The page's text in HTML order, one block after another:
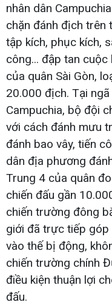
nhân dân
chặn đánh địch trên
tập kích, phục kích,
công... đập tan cuộc
của quân Sài Gòn,
20.000 địch. Tại
Campuchia, bộ đội
với cách đánh mưu
đánh bao vây, tiến
dân địa phương
Trung 4 của quân
chiến đấu gần
chiến trường đông
giới đã trực tiếp góp
vào thế bị động,
chiến trường chính
điều kiện thuận lợi
đấu.